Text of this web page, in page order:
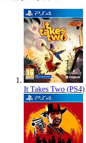
It Takes Two (PS4)